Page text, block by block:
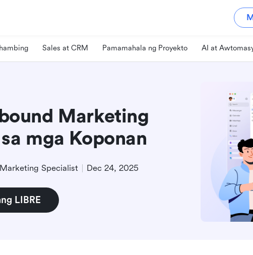
Sales at CRM Pamamahala ng Proyekto AI at
Marketing
mga Koponan
Specialist Dec 24, 2025
LIBRE